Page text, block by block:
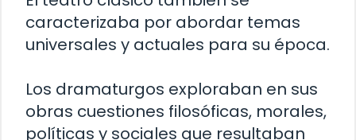
caracterizaba por abordar temas
universales y actuales para su época.
Los dramaturgos exploraban en sus
obras cuestiones filosóficas, morales,
políticas y sociales que resultaban